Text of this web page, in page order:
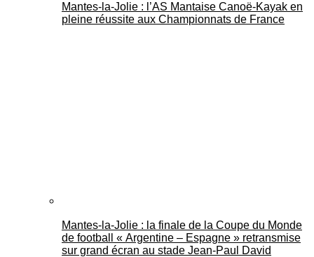
Mantes-la-Jolie : l’AS Mantaise Canoë‑Kayak en
pleine réussite aux Championnats de France
Mantes-la-Jolie : la finale de la Coupe du Monde
de football « Argentine – Espagne » retransmise
sur grand écran au stade Jean-Paul David